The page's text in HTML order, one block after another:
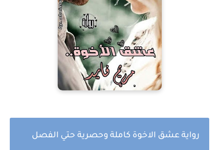
رواية عشق الاخوة كاملة وحصرية حتي الفصل